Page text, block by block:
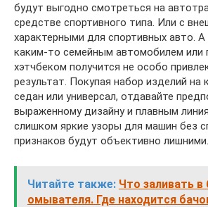
будут выгодно смотреться на
средстве спортивного типа. Или с
характерными для спортивных авто. А
каким-то семейным автомобилем или
хэтчбеком получится не особо
результат. Покупая набор изделий на
седан или универсал, отдавайте
выраженному дизайну и плавным
слишком яркие узоры для машин без
признаков будут объективно лишними.
Читайте также: Что заливать в
омывателя. Где находится